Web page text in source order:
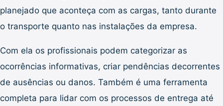
planejado que aconteça com as cargas, tanto durante
o transporte quanto nas instalações da empresa.
Com ela os profissionais podem categorizar as
ocorrências informativas, criar pendências decorrentes
de ausências ou danos. Também é uma ferramenta
completa para lidar com os processos de entrega até